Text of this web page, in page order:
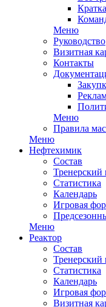
Меню
Руководство
Визитная
Контакты
Меню
Правила
Меню
Нефтехимик
Состав
Тренерский
Статистика
Календарь
Игровая
Меню
Реактор
Состав
Тренерский
Статистика
Календарь
Игровая
Визитная